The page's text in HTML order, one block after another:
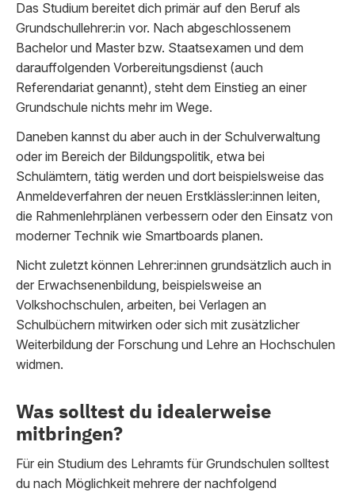
Das Studium bereitet dich primär auf den Beruf als
Grundschullehrer:in vor. Nach abgeschlossenem
Bachelor und Master bzw. Staatsexamen und dem
darauffolgenden Vorbereitungsdienst (auch
Referendariat genannt), steht dem Einstieg an einer
Grundschule nichts mehr im Wege.
Daneben kannst du aber auch in der Schulverwaltung
oder im Bereich der Bildungspolitik, etwa bei
Schulämtern, tätig werden und dort beispielsweise das
Anmeldeverfahren der neuen Erstklässler:innen leiten,
die Rahmenlehrplänen verbessern oder den Einsatz von
moderner Technik wie Smartboards planen.
Nicht zuletzt können Lehrer:innen grundsätzlich auch in
der Erwachsenenbildung, beispielsweise an
Volkshochschulen, arbeiten, bei Verlagen an
Schulbüchern mitwirken oder sich mit zusätzlicher
Weiterbildung der Forschung und Lehre an Hochschulen
widmen.
Was solltest du idealerweise
mitbringen?
Für ein Studium des Lehramts für Grundschulen solltest
du nach Möglichkeit mehrere der nachfolgend